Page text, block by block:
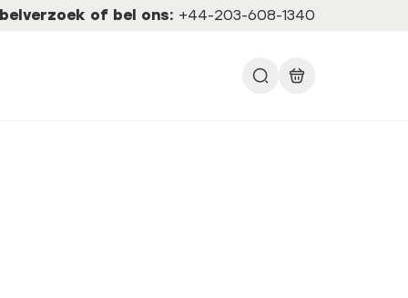
of bel ons: +44-203-608-1340